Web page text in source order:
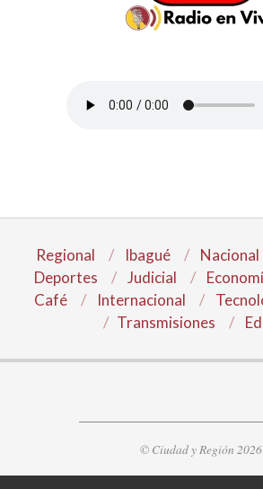
Regional Ibagué Nacional
Deportes
Judicial
Café
Internacional
Transmisiones
© Ciudad y Región 2026